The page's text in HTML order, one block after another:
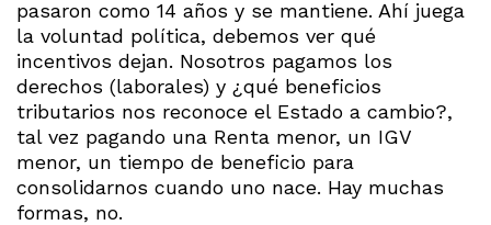
pasaron como 14 años y se mantiene. Ahí juega
la voluntad política, debemos ver qué
incentivos dejan. Nosotros pagamos los
derechos (laborales) y ¿qué beneficios
tributarios nos reconoce el Estado a cambio?,
tal vez pagando una Renta menor, un IGV
menor, un tiempo de beneficio para
consolidarnos cuando uno nace. Hay muchas
formas, no.